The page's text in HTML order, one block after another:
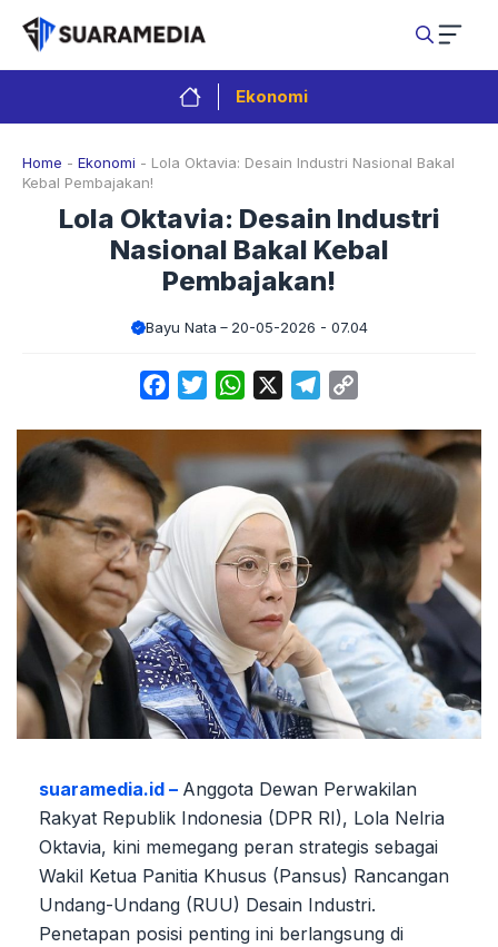
Langsung
isi
Ekonomi
Home - Ekonomi - Lola Oktavia: Desain Industri Nasional Bakal
Kebal Pembajakan!
Lola Oktavia: Desain Industri
Nasional Bakal Kebal
Pembajakan!
Bayu Nata 20-05-2026 - 07.04
FacebookTwitterWhatsApp Telegram
suaramedia.id – Anggota Dewan Perwakilan
Rakyat Republik Indonesia (DPR RI), Lola Nelria
Oktavia, kini memegang peran strategis sebagai
Wakil Ketua Panitia Khusus (Pansus) Rancangan
Undang-Undang (RUU) Desain Industri.
Penetapan posisi penting ini berlangsung di